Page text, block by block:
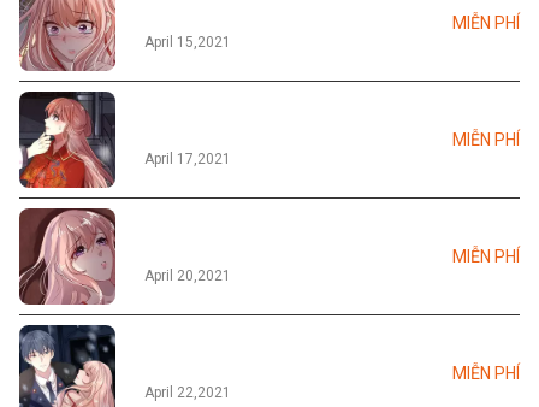
April 15,2021
MIỄN PHÍ
April 17,2021
MIỄN PHÍ
April 20,2021
MIỄN PHÍ
April 22,2021
MIỄN PHÍ